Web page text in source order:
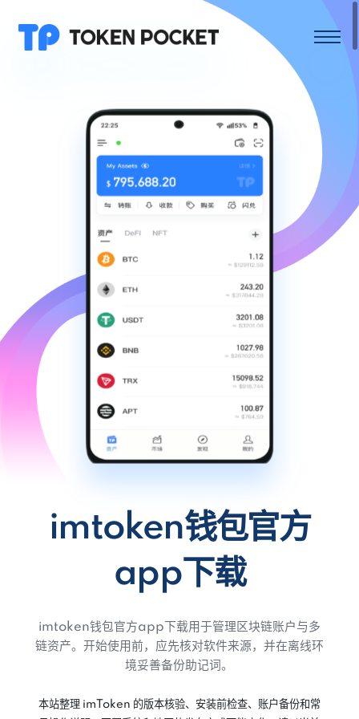
imtoken钱包官方
app下载
imtoken钱包官方app下载用于管理区块链账户与多
链资产。开始使用前，应先核对软件来源，并在离线环
境妥善备份助记词。
本站整理 imToken 的版本核验、安装前检查、账户备份和常